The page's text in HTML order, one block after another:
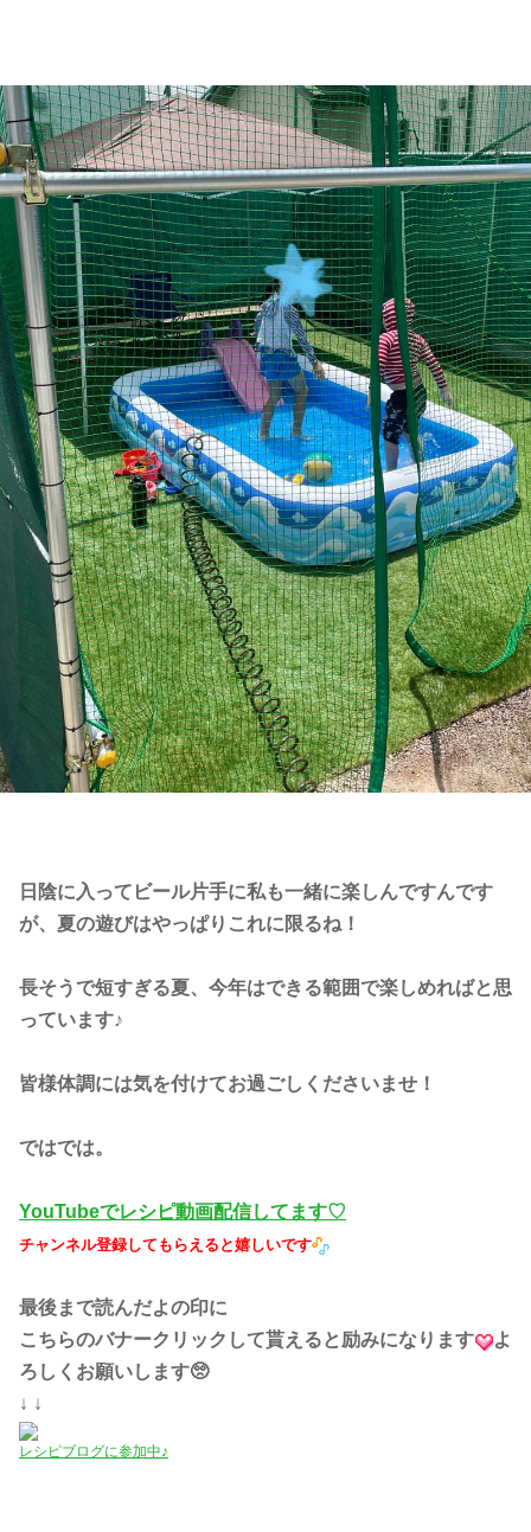
日陰に入ってビール片手に私も一緒に楽しんですんです
が、夏の遊びはやっぱりこれに限るね！
長そうで短すぎる夏、今年はできる範囲で楽しめればと思
っています♪
皆様体調には気を付けてお過ごしくださいませ！
ではでは。
YouTubeでレシピ動画配信してます♡
チャンネル登録してもらえると嬉しいです
最後まで読んだよの印に
こちらのバナークリックして貰えると励みになります
よ
ろしくお願いします🥺
↓ ↓
レシピブログに参加中♪